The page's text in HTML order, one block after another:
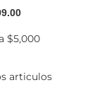
$5,000
articulos